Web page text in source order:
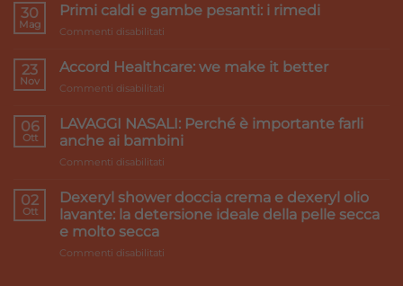
30
Mag
Primi caldi e gambe pesanti: i rimedi
Commenti disabilitati
e
i
rimedi
23
Nov
Accord Healthcare: we make it better
Commenti disabilitati
Healthcare:
we
make
06
Ott
LAVAGGI NASALI: Perché è importante farli
anche ai bambini
Commenti disabilitati
NASALI:
Perché
è
02
Ott
Dexeryl shower doccia crema e dexeryl olio
lavante: la detersione ideale della pelle secca
e molto secca
Commenti disabilitati